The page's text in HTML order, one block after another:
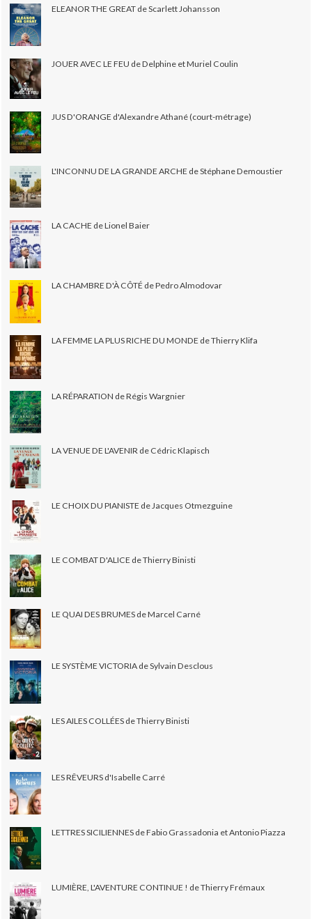
ELEANOR THE GREAT de Scarlett Johansson
JOUER AVEC LE FEU de Delphine et Muriel Coulin
JUS D'ORANGE d'Alexandre Athané (court-métrage)
L'INCONNU DE LA GRANDE ARCHE de Stéphane Demoustier
LA CACHE de Lionel Baier
LA CHAMBRE D'À CÔTÉ de Pedro Almodovar
LA FEMME LA PLUS RICHE DU MONDE de Thierry Klifa
LA RÉPARATION de Régis Wargnier
LA VENUE DE L'AVENIR de Cédric Klapisch
LE CHOIX DU PIANISTE de Jacques Otmezguine
LE COMBAT D'ALICE de Thierry Binisti
LE QUAI DES BRUMES de Marcel Carné
LE SYSTÈME VICTORIA de Sylvain Desclous
LES AILES COLLÉES de Thierry Binisti
LES RÊVEURS d'Isabelle Carré
LETTRES SICILIENNES de Fabio Grassadonia et Antonio Piazza
LUMIÈRE, L'AVENTURE CONTINUE ! de Thierry Frémaux